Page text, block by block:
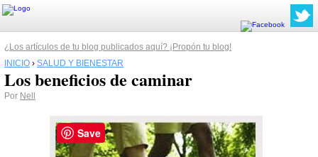
¿Los artículos de tu blog publicados aquí? ¡Propón tu blog!
INICIO › SALUD Y BIENESTAR
Los beneficios de caminar
Por Nell
Save